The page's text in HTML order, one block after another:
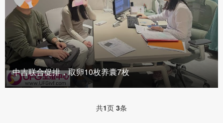
中吉联合促排，取卵10枚养囊7枚
共1页 3条